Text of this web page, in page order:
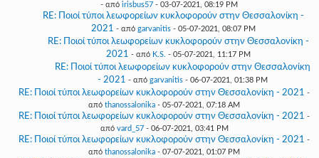
- από irisbus57- 03-07-2021, 08:19 PM
RE: Ποιοί τύποι λεωφορείων κυκλοφορούν στην Θεσσαλονίκη -
2021 - από garvanitis - 05-07-2021, 08:07 PM
RE: Ποιοί τύποι λεωφορείων κυκλοφορούν στην Θεσσαλονίκη -
2021 - από K.S. - 05-07-2021, 11:17 PM
RE: Ποιοί τύποι λεωφορείων κυκλοφορούν στην Θεσσαλονίκη
- 2021 - από garvanitis - 06-07-2021, 01:38 PM
RE: Ποιοί τύποι λεωφορείων κυκλοφορούν στην Θεσσαλονίκη - 2021 -
από thanossalonika - 05-07-2021, 07:18 AM
RE: Ποιοί τύποι λεωφορείων κυκλοφορούν στην Θεσσαλονίκη - 2021 -
από vard_57- 06-07-2021, 03:41 PM
RE: Ποιοί τύποι λεωφορείων κυκλοφορούν στην Θεσσαλονίκη - 2021 -
από thanossalonika - 07-07-2021, 01:07 PM